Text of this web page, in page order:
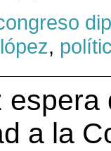
,
espera
a la